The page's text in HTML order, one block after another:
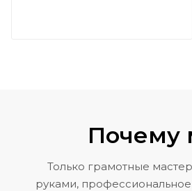
Почему
Только грамотные
руками,